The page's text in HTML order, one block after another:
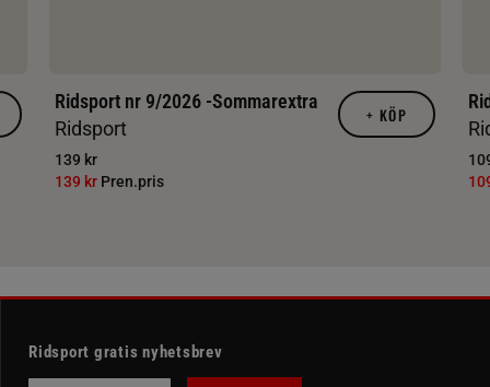
Ridsport nr 9/2026 -Sommarextra
Ridsport
139 kr
139 kr Pren.pris
+ KÖP
Ridsport gratis nyhetsbrev